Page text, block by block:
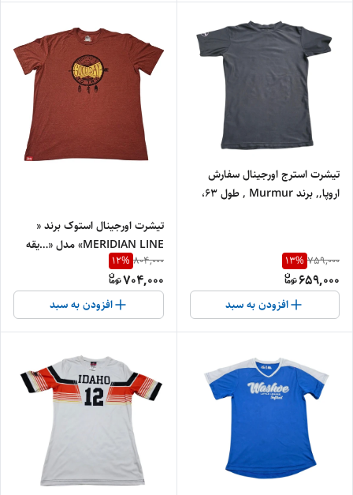
تیشرت استرج اورجینال سفارش
اروپا,, برند Murmur , طول ۶۳،
759,000
13%
659,000
افزودن به سبد
تیشرت اورجینال استوک برند «
MERIDIAN LINE» مدل «…یقه
کد 2 | جنس پنبه‌ای درجه‌یک
804,000
12%
704,000
افزودن به سبد